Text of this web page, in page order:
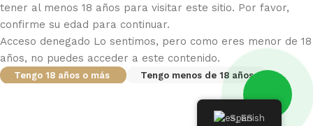
tener al menos 18 años para visitar este sitio. Por favor,
confirme su edad para continuar.
Acceso denegado Lo sentimos, pero como eres menor de 18
años, no puedes acceder a este contenido.
Tengo 18 años o más Tengo menos de 18 años
Spanish